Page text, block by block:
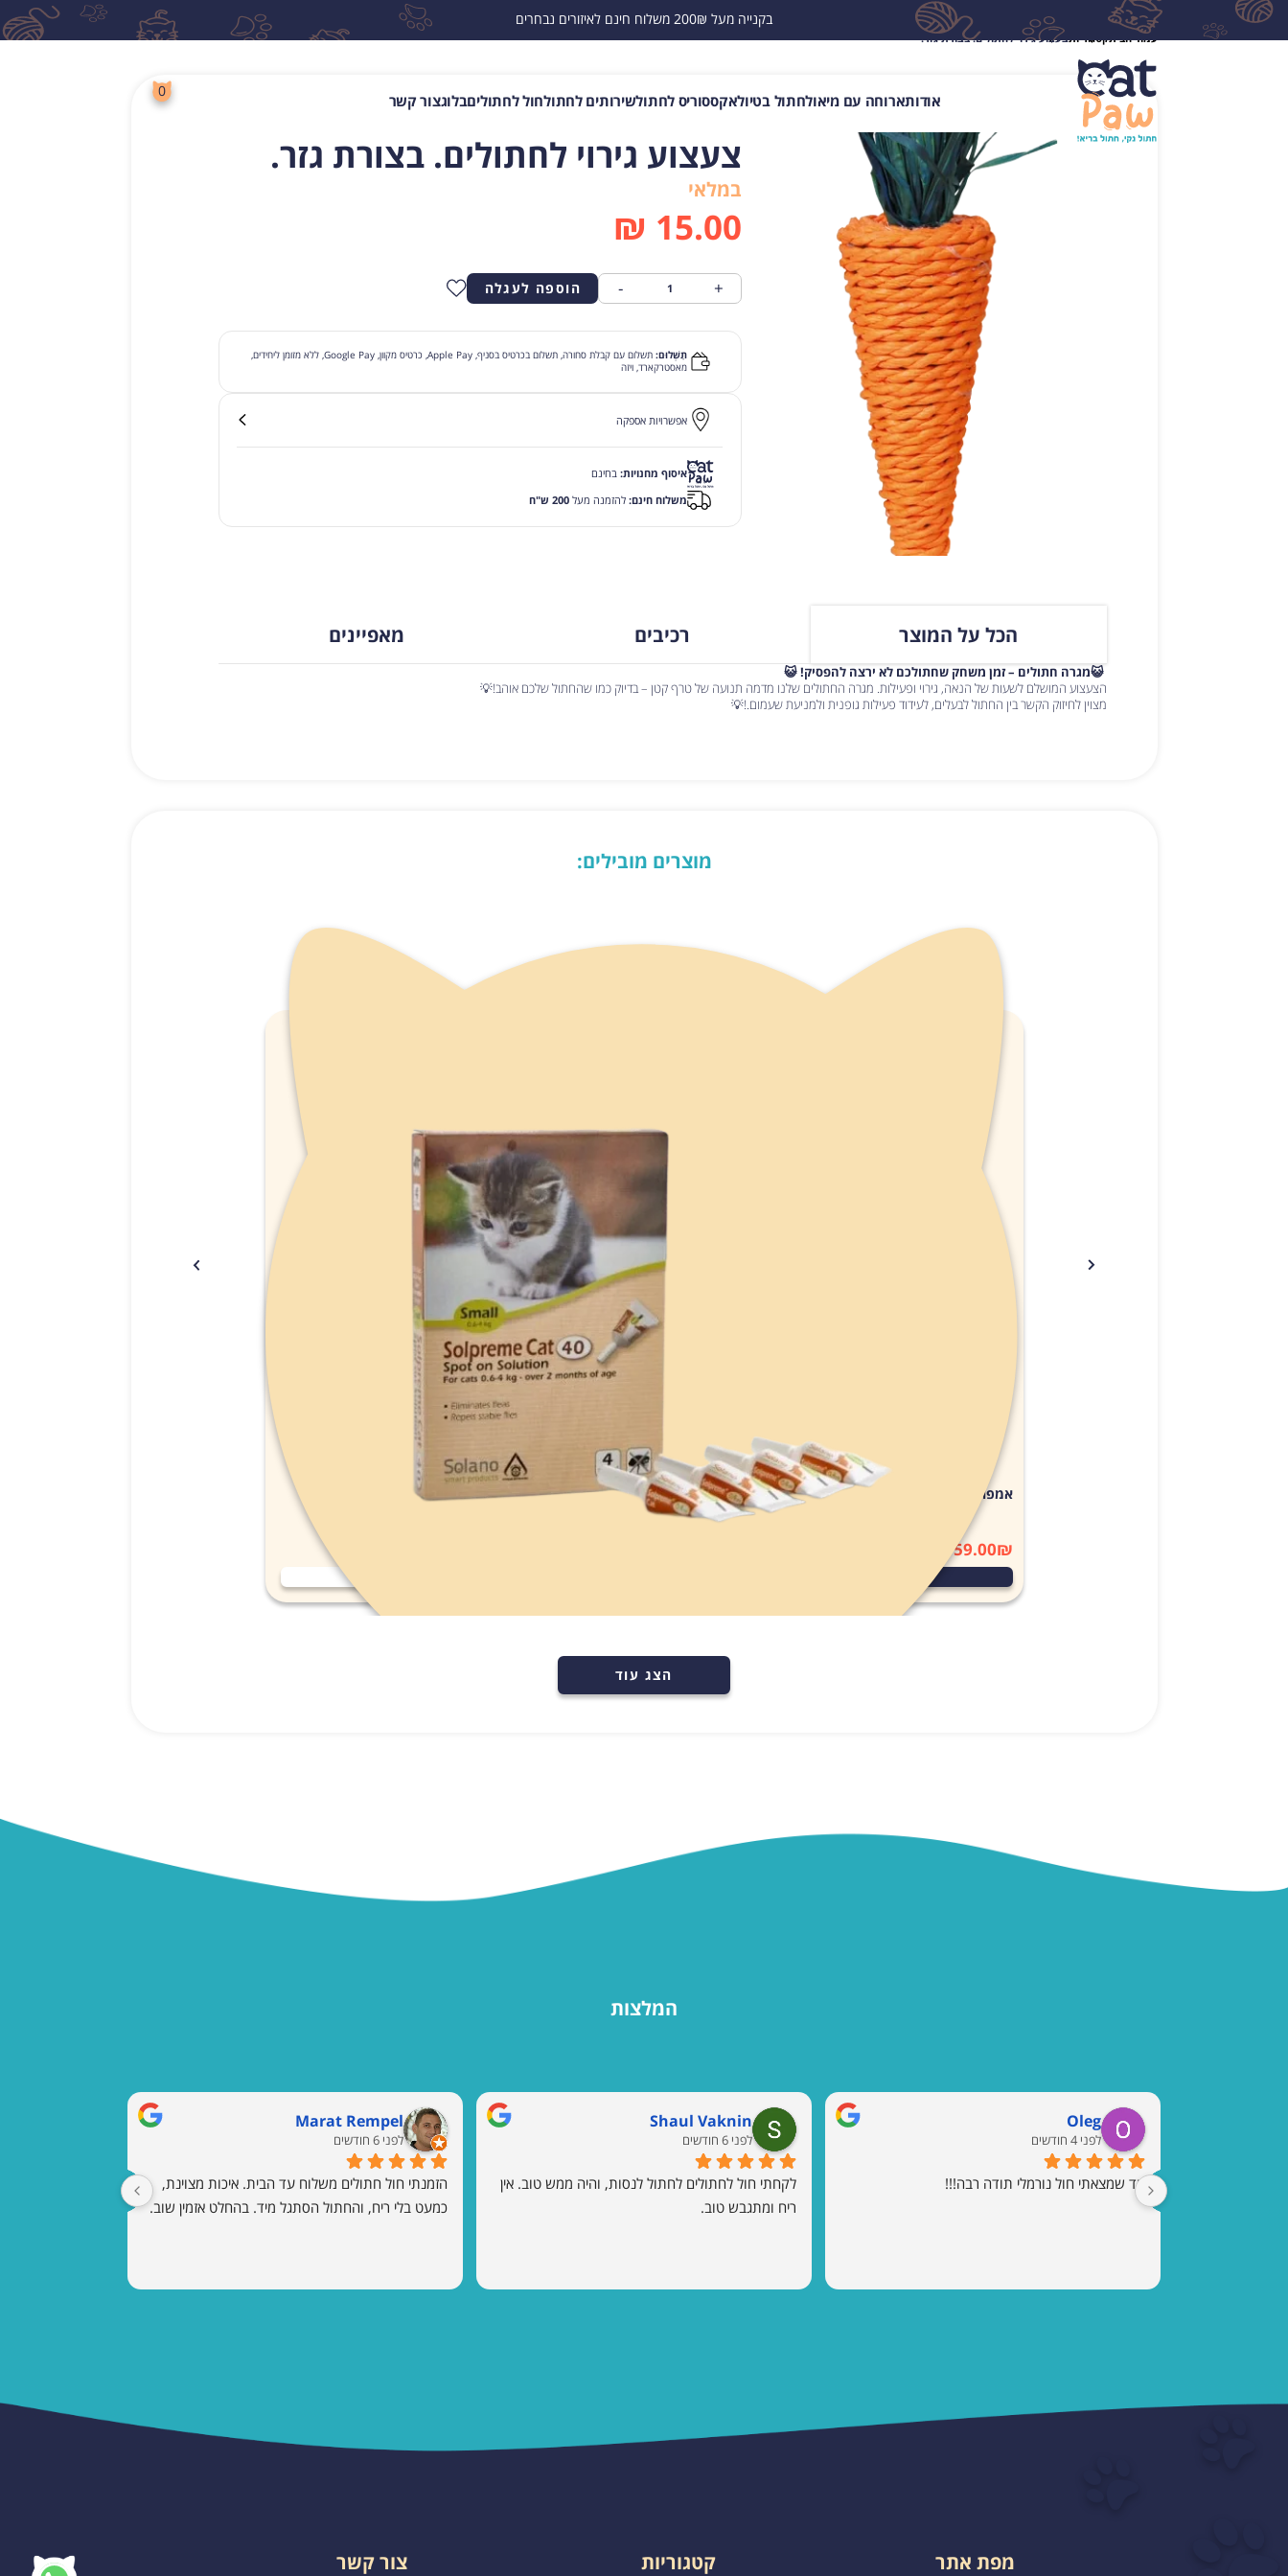
בקנייה מעל 200₪ משלוח חינם לאיזורים נבחרים
אודותארוחה עם מיאולחתול בטיולאקססוריס לחתולשירותים לחתולחול לחתוליםבלוגצור קשר
0
עמוד הביתקטגוריותצעצוע גירוי לחתולים. בצורת גזר.
צעצוע גירוי לחתולים. בצורת גזר.
במלאי
₪ 15.00
+
- הוספה לעגלה
תַשְׁלוּם:
תשלום עם קבלת סחורה, תשלום בכרטיס בסניף, Apple Pay, כרטיס מקוון, Google Pay, ללא מזומן ליחידים,
מאסטרקארד, ויזה
אפשרויות אספקה
איסוף מחנויות:בחינם
משלוח חינם:להזמנה מעל 200 ש"ח
הכל על המוצר רכיבים מאפיינים
😺מגרה חתולים – זמן משחק שחתולכם לא ירצה להפסיק! 😺
הצעצוע המושלם לשעות של הנאה, גירוי ופעילות. מגרה החתולים שלנו מדמה תנועה של טרף קטן – בדיוק כמו שהחתול שלכם אוהב!💡
מצוין לחיזוק הקשר בין החתול לבעלים, לעידוד פעילות גופנית ולמניעת שעמום.!💡
מוצרים מובילים:
אמפולות סולפרם לחתול (Solpreme Cat) מידהL
₪
159.00
הצג עוד
המלצות
Oleg
לפני 4 חודשים
עד שמצאתי חול נורמלי תודה רבה!!!
Shaul Vaknin
לפני 6 חודשים
ריח ומתגבש טוב.
Marat Rempel
לפני 6 חודשים
כמעט בלי ריח, והחתול הסתגל מיד. בהחלט אזמין שוב.
מפת אתר קטגוריות צור קשר
סל קניות
אין מוצרים בעגלה.